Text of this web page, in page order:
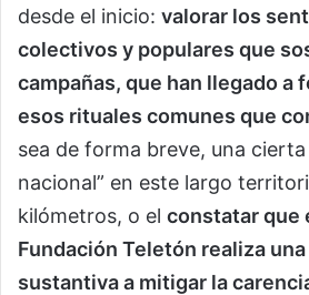
desde el inicio: valorar los
colectivos y populares que
campañas, que han llegado a
esos rituales comunes que
sea de forma breve, una
nacional” en este largo
kilómetros, o el constatar que
Fundación Teletón realiza
sustantiva a mitigar la